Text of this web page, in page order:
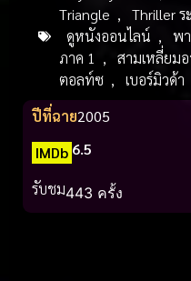
Triangle , Thriller
ดูหนังออนไลน์ , พ
ภาค 1
, สามเหลี่ยม
ตอลท์ซ , เบอร์มิวด้า
ปีที่ฉาย2005
IMDb 6.5
รับชม443 ครั้ง